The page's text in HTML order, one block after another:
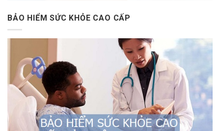
BẢO HIỂM SỨC KHỎE CAO CẤP